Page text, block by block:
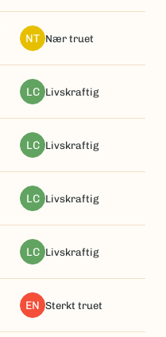
NT nær truet
LC livskraftig
LC livskraftig
LC livskraftig
LC livskraftig
EN sterkt truet